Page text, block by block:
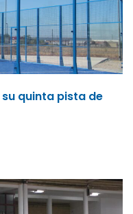
quinta pista de